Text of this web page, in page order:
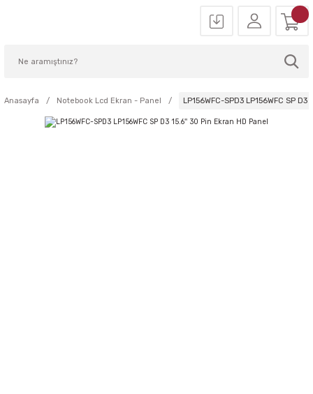
Anasayfa Notebook Lcd Ekran - Panel LP156WFC-SPD3 LP156WFC SP